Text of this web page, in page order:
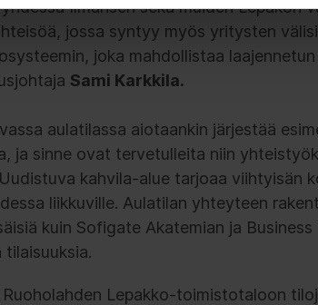
Ilmarisen sekä muiden Lepakon
jossa syntyy myös yritysten
joka mahdollistaa
Sami Karkkila.
aulatilassa aiotaankin järjestää
ja sinne ovat tervetulleita niin
kahvila-alue tarjoaa viihtyisän
liikkuville. Aulatilan yhteyteen
kuin Sofigate Akatemian ja
tilaisuuksia.
Lepakko-toimistotaloon